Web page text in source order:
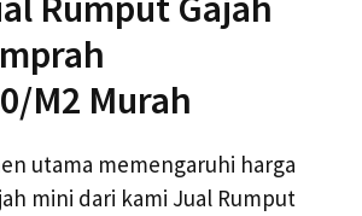
M2 Murah
utama memengaruhi harga
mini dari kami Jual Rumput